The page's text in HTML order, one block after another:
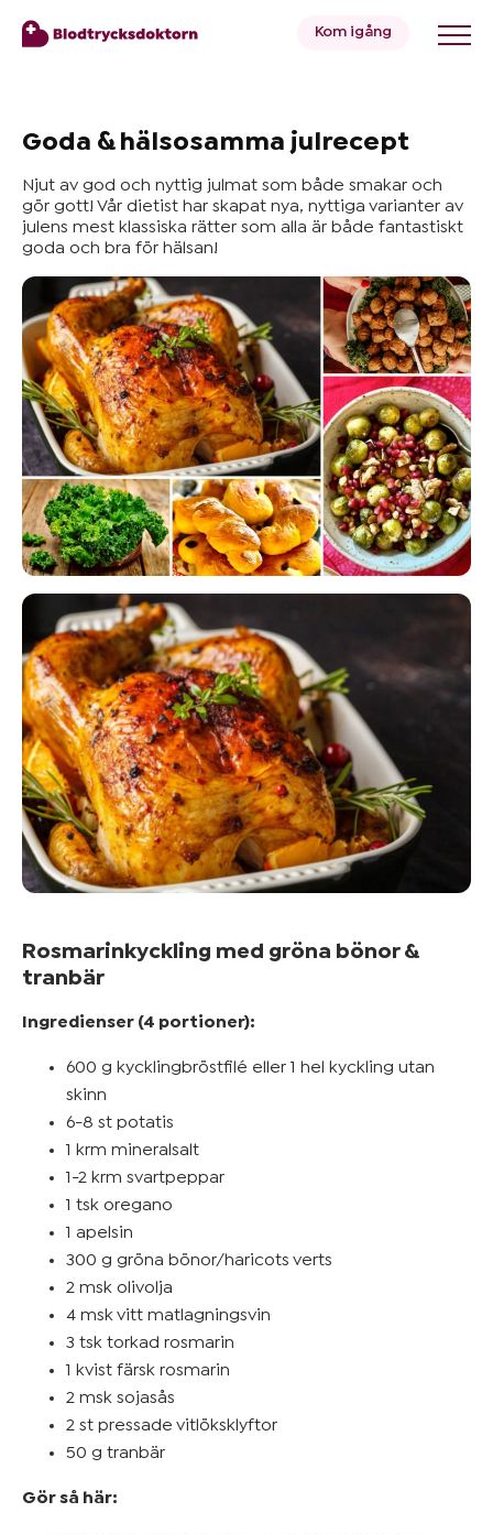
Blodtryck
Övervikt
Priser
Hälsa
&
Livsstil
Mer om
blodtryck
&
övervikt
Kom
igång
Kom igång
Goda & hälsosamma julrecept
Njut av god och nyttig julmat som både smakar och
gör gott! Vår dietist har skapat nya, nyttiga varianter av
julens mest klassiska rätter som alla är både fantastiskt
goda och bra för hälsan!
Rosmarinkyckling med gröna bönor &
tranbär
Ingredienser (4 portioner):
600 g kycklingbröstfilé eller 1 hel kyckling utan
skinn
6-8 st potatis
1 krm mineralsalt
1-2 krm svartpeppar
1 tsk oregano
1 apelsin
300 g gröna bönor/haricots verts
2 msk olivolja
4 msk vitt matlagningsvin
3 tsk torkad rosmarin
1 kvist färsk rosmarin
2 msk sojasås
2 st pressade vitlöksklyftor
50 g tranbär
Gör så här: